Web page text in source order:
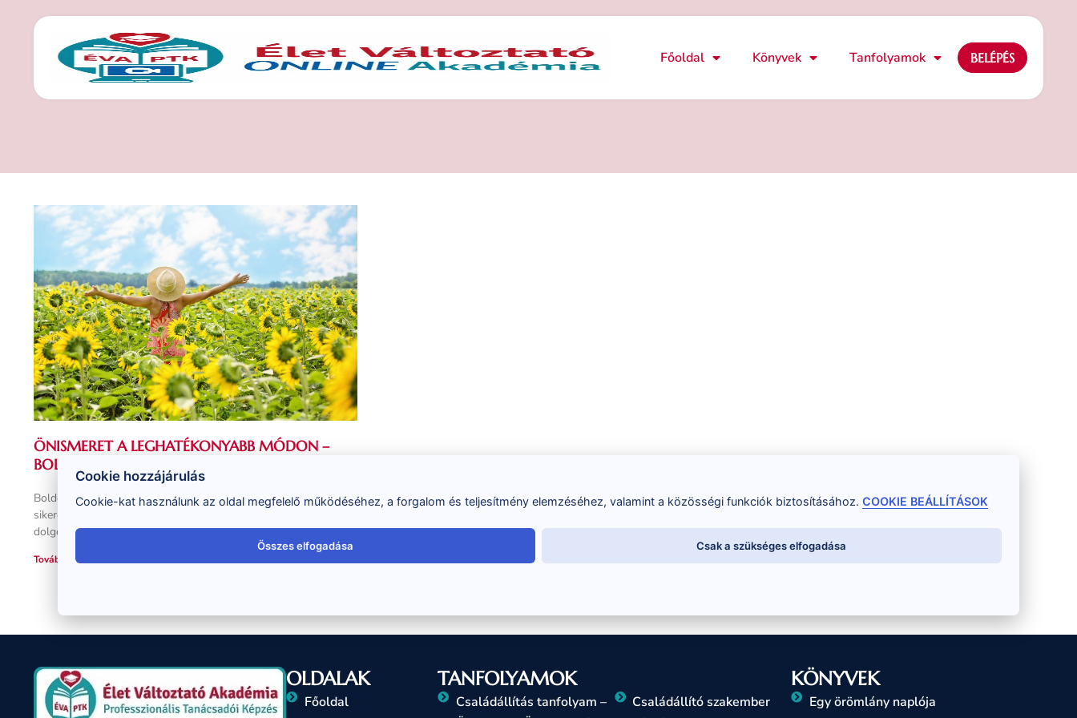
Főoldal Könyvek Tanfolyamok BELÉPÉS
CÍMKE: FELTÉTEL NÉLKÜLI SZERETET
ÖNISMERET A LEGHATÉKONYABB MÓDON –
BOLDOGNAK LENNI LUXUS?
Boldognak lenni luxus? Erre egyszerű a válaszom: NEM. Na és
sikeresnek? Az sem. Itt, az Élet Változtató Akadémiában azért
dolgozunk, hogy Te boldog és sikeres
Tovább olvasom »
OLDALAK
Főoldal
TANFOLYAMOK
Családállítás tanfolyam –
Családállító szakember
KÖNYVEK
Egy örömlány naplója
Cookie hozzájárulás
Cookie-kat használunk az oldal megfelelő működéséhez, a forgalom és teljesítmény elemzéséhez, valamint a közösségi funkciók biztosításához.COOKIE BEÁLLÍTÁSOK
Összes elfogadása Csak a szükséges elfogadása